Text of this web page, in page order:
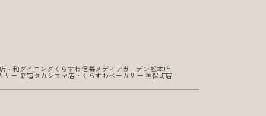
・ 和ダイニングくらすわ信毎メディアガーデン松本店
リー 新宿タカシマヤ店・ くらすわベーカリー 神保町店